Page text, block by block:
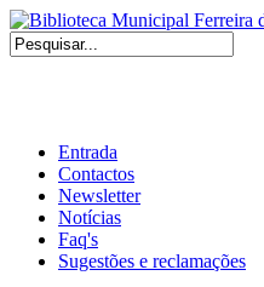
Entrada
Contactos
Newsletter
Notícias
Faq's
Sugestões e reclamações